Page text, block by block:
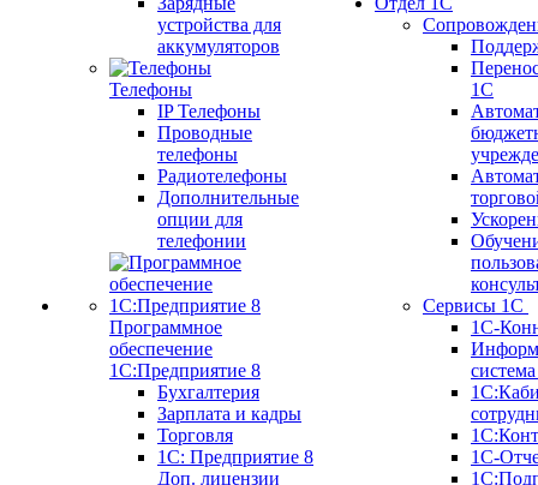
устройства для
аккумуляторов
Телефоны
IP Телефоны
Проводные
телефоны
Радиотелефоны
Дополнительные
опции для
телефонии
Программное
обеспечение
1С:Предприятие 8
Бухгалтерия
Зарплата и кадры
Торговля
1C: Предприятие 8
Доп. лицензии
1С
Сервисы 1С
1С-
1С-